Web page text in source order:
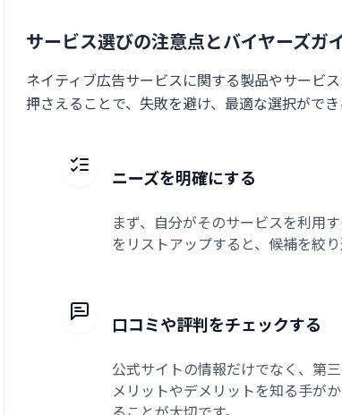
サービス選びの注意点とバイヤーズガ
ネイティブ広告サービスに関する製品やサービ
押さえることで、失敗を避け、最適な選択ができ
ニーズを明確にする
まず、自分がそのサービスを利用
をリストアップすると、候補を絞り
口コミや評判をチェックする
公式サイトの情報だけでなく、第
メリットやデメリットを知る手が